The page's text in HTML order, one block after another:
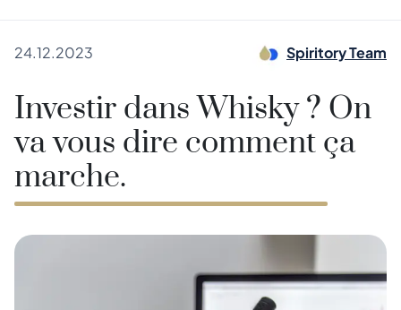
24.12.2023 Spiritory Team
Investir dans Whisky ? On
va vous dire comment ça
marche.